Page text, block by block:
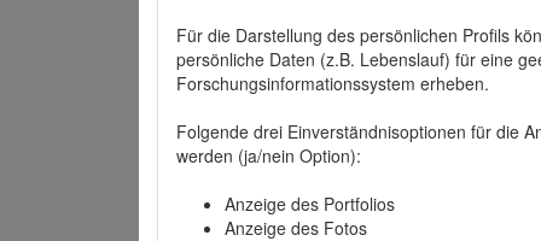
Für die Darstellung des persönlichen Profils
persönliche Daten (z.B. Lebenslauf) für eine
Forschungsinformationssystem erheben.
Folgende drei Einverständnisoptionen für die
werden (ja/nein Option):
Anzeige des Portfolios
Anzeige des Fotos